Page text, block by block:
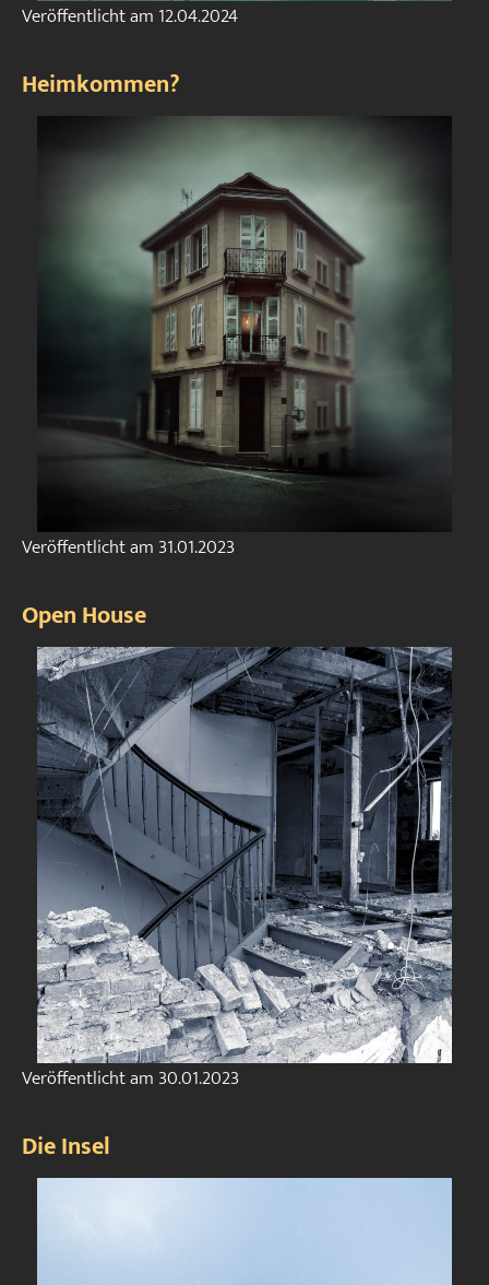
Veröffentlicht am 12.04.2024
Heimkommen?
Veröffentlicht am31.01.2023
Open House
Veröffentlicht am30.01.2023
Die Insel